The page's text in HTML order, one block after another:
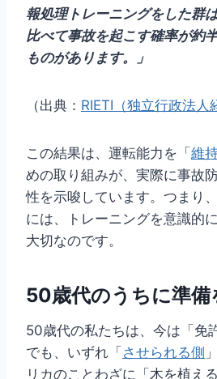
報処理トレーニングをした群
比べて事故を起こす確率が約
ものがあります。」
（出典： RIETI（独立行政法人
この結果は、運転能力を「維
めの取り組みが、実際に事故
性を示唆しています。つまり
には、トレーニングを意識的
大切なのです。
50歳代のうちに準備
50歳代の私たちは、今は「免
でも、いずれ「させられる側
リカのことわざに「木を植え